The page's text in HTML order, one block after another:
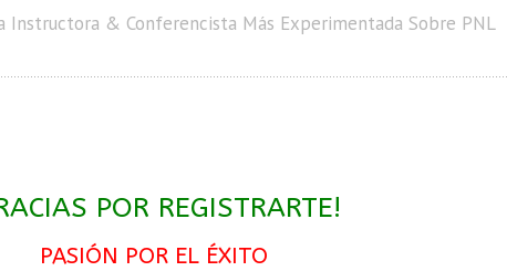
Instructora & Conferencista Más Experimentada Sobre PNL
POR REGISTRARTE!
PASIÓN POR EL ÉXITO